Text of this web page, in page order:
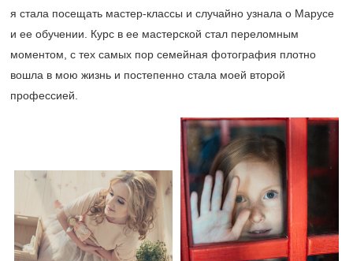
я стала посещать мастер-классы и случайно узнала о Марусе
и ее обучении. Курс в ее мастерской стал переломным
моментом, с тех самых пор семейная фотография плотно
вошла в мою жизнь и постепенно стала моей второй
профессией.